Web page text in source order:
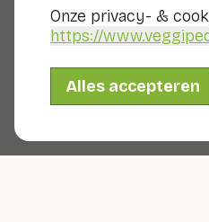
Onze privacy- &
https://
Alles accepteren